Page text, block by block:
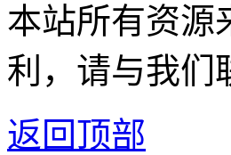
本站所有资源
利，请与我们
返回顶部